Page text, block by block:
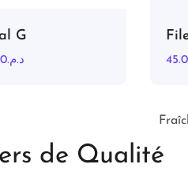
G
د.م. 45.00
de Qualité